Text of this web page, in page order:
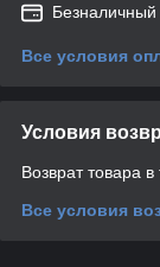
Безналичный
Все условия
Условия
Возврат товара
Все условия